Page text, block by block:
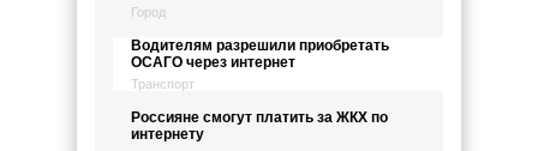
Город
Водителям разрешили приобретать
ОСАГО через интернет
Транспорт
Россияне смогут платить за ЖКХ по
интернету